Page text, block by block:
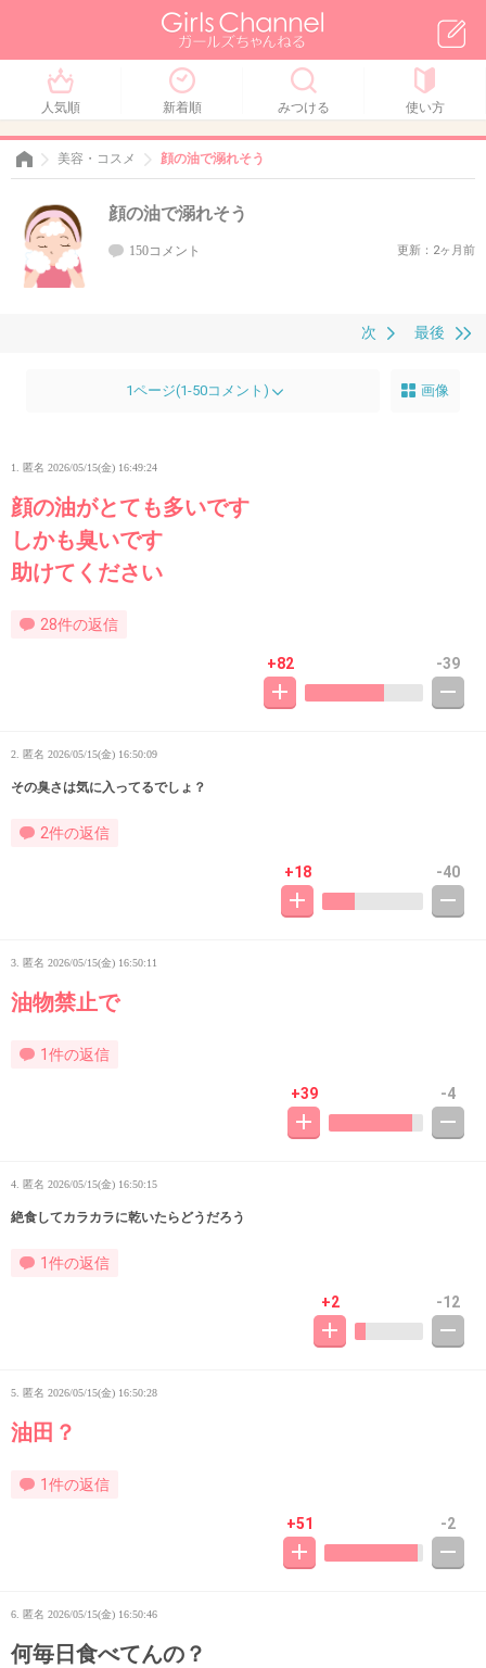
人気順 新着順 みつける 使い方
美容・コスメ 顔の油で溺れそう
顔の油で溺れそう
150コメント 更新：2ヶ月前
最後
次
1ページ(1-50コメント) 画像
1. 匿名 2026/05/15(金) 16:49:24
顔の油がとても多いです
しかも臭いです
助けてください
28件の返信
+82 -39
2. 匿名 2026/05/15(金) 16:50:09
その臭さは気に入ってるでしょ？
2件の返信
+18 -40
3. 匿名 2026/05/15(金) 16:50:11
油物禁止で
1件の返信
+39 -4
4. 匿名 2026/05/15(金) 16:50:15
絶食してカラカラに乾いたらどうだろう
1件の返信
+2 -12
5. 匿名 2026/05/15(金) 16:50:28
油田？
1件の返信
+51 -2
6. 匿名 2026/05/15(金) 16:50:46
何毎日食べてんの？